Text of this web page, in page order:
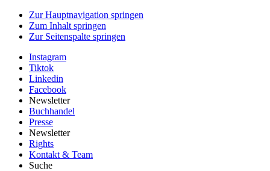
Zur Hauptnavigation springen
Zum Inhalt springen
Zur Seitenspalte springen
Instagram
Tiktok
Linkedin
Facebook
Newsletter
Buchhandel
Presse
Newsletter
Rights
Kontakt & Team
Suche